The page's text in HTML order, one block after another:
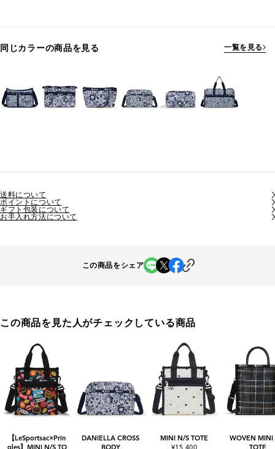
同じカラーの商品を見る 一覧を見る
送料について
ポイントについて
ギフト包装について
お手入れ方法について
この商品をシェア
この商品を見た人がチェックしている商品
【LeSportsac×Prin
gles】MINI N/S TO
DANIELLA CROSS
BODY
MINI N/S TOTE
¥15,400
WOVEN MINI
TOTE